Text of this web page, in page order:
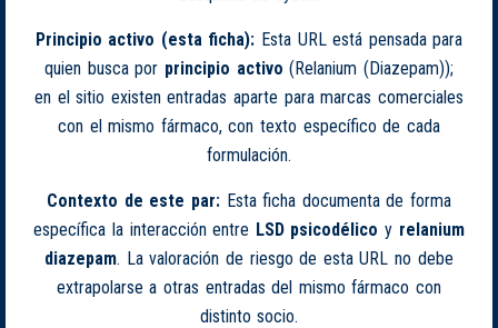
Principio activo (esta ficha): Esta URL está pensada para
quien busca por principio activo (Relanium (Diazepam));
en el sitio existen entradas aparte para marcas comerciales
con el mismo fármaco, con texto específico de cada
formulación.
Contexto de este par:Esta ficha documenta de forma
específica la interacción entre LSD psicodélico y relanium
diazepam. La valoración de riesgo de esta URL no debe
extrapolarse a otras entradas del mismo fármaco con
distinto socio.